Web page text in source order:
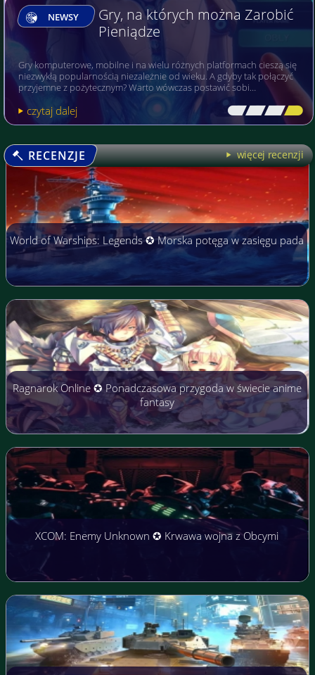
NEWSY
Gry, na których można Zarobić
Pieniądze
Gry komputerowe, mobilne i na wielu różnych platformach cieszą się
niezwykłą popularnością niezależnie od wieku. A gdyby tak połączyć
przyjemne z pożytecznym? Warto wówczas postawić sobi…
czytaj dalej [\ \\ \\ \]
RECENZJE więcej recenzji
World of Warships: Legends ✪ Morska potęga w zasięgu pada
Ragnarok Online ✪ Ponadczasowa przygoda w świecie anime
fantasy
XCOM: Enemy Unknown ✪ Krwawa wojna z Obcymi